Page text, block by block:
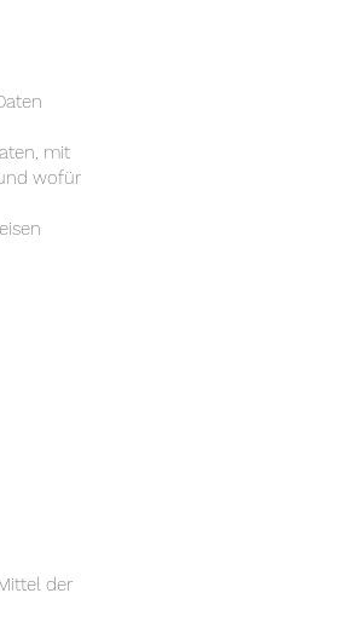
mit
wofür
der